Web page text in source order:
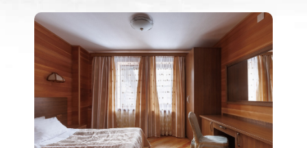
Свадьба в Суздале
Выходные в Суздале
Семейный отдых
Масленица в Суздале 2026